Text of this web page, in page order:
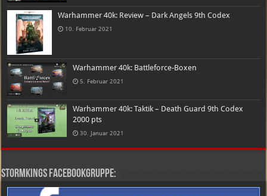
Warhammer 40k: Review – Dark Angels 9th Codex
10. Februar 2021
Warhammer 40k: Battleforce-Boxen
5. Februar 2021
Warhammer 40k: Taktik – Death Guard 9th Codex
2000 pts
30. Januar 2021
Stormkings Facebookgruppe: